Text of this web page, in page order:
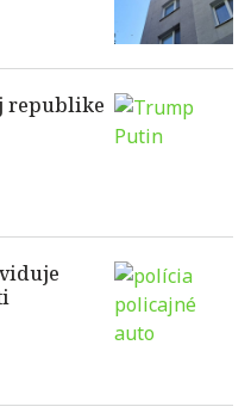
republike